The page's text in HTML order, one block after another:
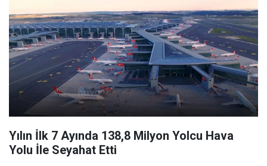
Yılın İlk 7 Ayında 138,8 Milyon Yolcu Hava
Yolu İle Seyahat Etti